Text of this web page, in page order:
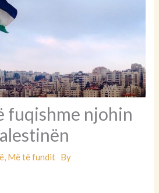
fuqishme njohin
, Më të fundit By